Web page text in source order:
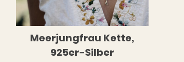
Meerjungfrau Kette,
925er-Silber